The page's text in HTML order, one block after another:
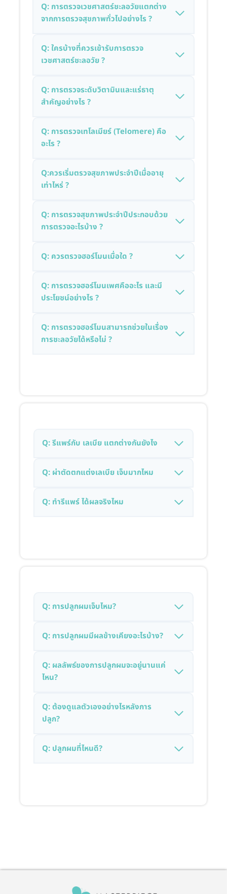
Q: การตรวจเวชศาสตร์ชะลอวัยแตกต่าง
จากการตรวจสุขภาพทั่วไปอย่างไร ?
Q: ใครบ้างที่ควรเข้ารับการตรวจ
เวชศาสตร์ชะลอวัย ?
Q: การตรวจระดับวิตามินและแร่ธาตุ
สำคัญอย่างไร ?
Q: การตรวจเทโลเมียร์ (Telomere) คือ
อะไร ?
Q:ควรเริ่มตรวจสุขภาพประจำปีเมื่ออายุ
เท่าไหร่ ?
Q: การตรวจสุขภาพประจำปีประกอบด้วย
การตรวจอะไรบ้าง ?
Q: ควรตรวจฮอร์โมนเมื่อใด ?
Q: การตรวจฮอร์โมนเพศคืออะไร และมี
ประโยชน์อย่างไร ?
Q: การตรวจฮอร์โมนสามารถช่วยในเรื่อง
การชะลอวัยได้หรือไม่ ?
Q: รีแพร์กับ เลเบีย แตกต่างกันยังไง
Q: ผ่าตัดตกแต่งเลเบีย เจ็บมากไหม
Q: ทำรีแพร์ ได้ผลจริงไหม
Q: การปลูกผมเจ็บไหม?
Q: การปลูกผมมีผลข้างเคียงอะไรบ้าง?
Q: ผลลัพธ์ของการปลูกผมจะอยู่นานแค่
ไหน?
Q: ต้องดูแลตัวเองอย่างไรหลังการ
ปลูก?
Q: ปลูกผมที่ไหนดี?